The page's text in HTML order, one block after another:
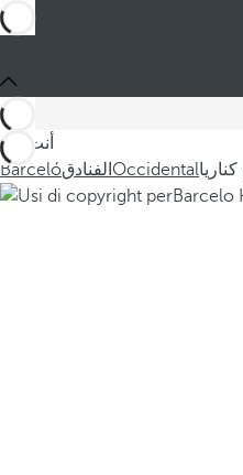
أنت في
Barcelóالفنادق Occidental